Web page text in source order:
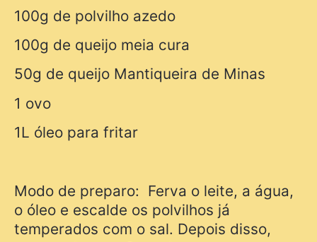
100g de polvilho azedo
100g de queijo meia cura
50g de queijo Mantiqueira de Minas
1 ovo
1L óleo para fritar
Modo de preparo: Ferva o leite, a água,
o óleo e escalde os polvilhos já
temperados com o sal. Depois disso,